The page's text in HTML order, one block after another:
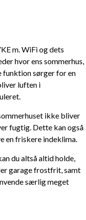
m. WiFi og dets
hvor ens sommerhus,
funktion sørger for en
luften i
ikke bliver
fugtig. Dette kan også
en friskere indeklima.
du altså altid holde,
garage frostfrit, samt
særlig meget